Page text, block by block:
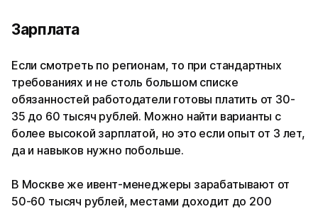
Зарплата
Если смотреть по регионам, то при стандартных
требованиях и не столь большом списке
обязанностей работодатели готовы платить от 30-
35 до 60 тысяч рублей. Можно найти варианты с
более высокой зарплатой, но это если опыт от 3 лет,
да и навыков нужно побольше.
В Москве же ивент-менеджеры зарабатывают от
50-60 тысяч рублей, местами доходит до 200